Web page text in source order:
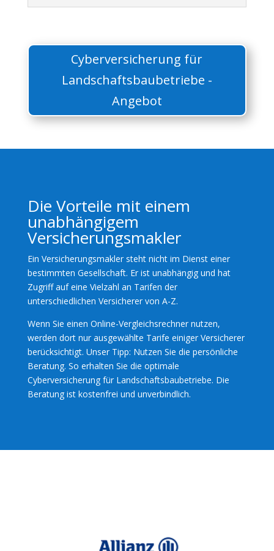
Cyberversicherung für
Landschaftsbaubetriebe -
Angebot
Die Vorteile mit einem
unabhängigem
Versicherungsmakler
Ein Versicherungsmakler steht nicht im Dienst einer
bestimmten Gesellschaft. Er ist unabhängig und hat
Zugriff auf eine Vielzahl an Tarifen der
unterschiedlichen Versicherer von A-Z.
Wenn Sie einen Online-Vergleichsrechner nutzen,
werden dort nur ausgewählte Tarife einiger Versicherer
berücksichtigt. Unser Tipp: Nutzen Sie die persönliche
Beratung. So erhalten Sie die optimale
Cyberversicherung für Landschaftsbaubetriebe. Die
Beratung ist kostenfrei und unverbindlich.